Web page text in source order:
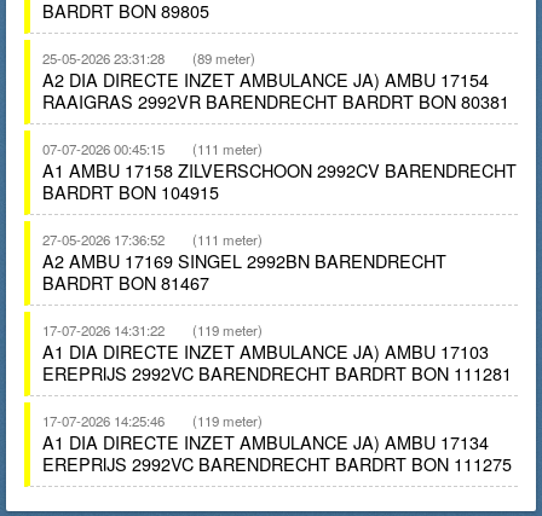
BARDRT BON 89805
25-05-2026 23:31:28 (89 meter)
A2 DIA DIRECTE INZET AMBULANCE JA) AMBU 17154
RAAIGRAS 2992VR BARENDRECHT BARDRT BON 80381
07-07-2026 00:45:15 (111 meter)
A1 AMBU 17158 ZILVERSCHOON 2992CV BARENDRECHT
BARDRT BON 104915
27-05-2026 17:36:52 (111 meter)
A2 AMBU 17169 SINGEL 2992BN BARENDRECHT
BARDRT BON 81467
17-07-2026 14:31:22 (119 meter)
A1 DIA DIRECTE INZET AMBULANCE JA) AMBU 17103
EREPRIJS 2992VC BARENDRECHT BARDRT BON 111281
17-07-2026 14:25:46 (119 meter)
A1 DIA DIRECTE INZET AMBULANCE JA) AMBU 17134
EREPRIJS 2992VC BARENDRECHT BARDRT BON 111275